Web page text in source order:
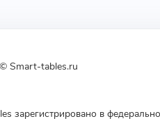
Smart-tables.ru
зарегистрировано в